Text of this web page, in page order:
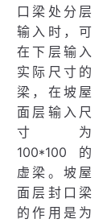
口梁处分层
输入时，可
在下层输入
实际尺寸的
梁，在坡屋
面层输入尺
寸为
100*100 的
虚梁。坡屋
面层封口梁
的作用是为